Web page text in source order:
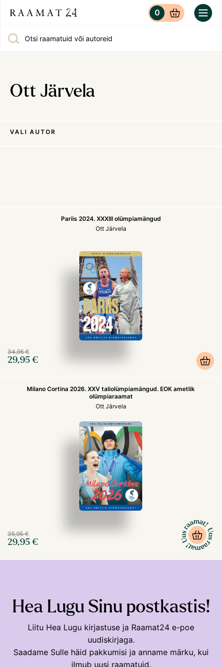
Otsi raamatuid või autoreid
0
Ott Järvela
VALI AUTOR
Pariis 2024. XXXIII olümpiamängud
Ott Järvela
34,95 €
29,95 €
Milano Cortina 2026. XXV taliolümpiamängud. EOK ametlik
olümpiaraamat
Ott Järvela
35,95 €
29,95 €
Hea Lugu Sinu postkastis!
Liitu Hea Lugu kirjastuse ja Raamat24 e-poe
uudiskirjaga.
Saadame Sulle häid pakkumisi ja anname märku, kui
ilmub uusi raamatuid.